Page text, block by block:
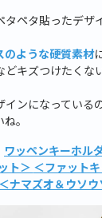
タペタ貼ったデザ
のような硬質素材
どキズつけたくな
ンになっている
。
ワッペンキーホル
ト＞ ＜ファット
＜ナマズオ＆ウソウ